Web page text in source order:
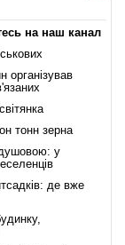
на наш канал
організував
тонн зерна
душовою: у
де вже